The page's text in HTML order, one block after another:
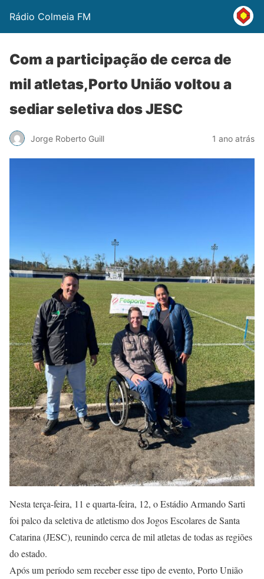
Rádio Colmeia FM
Com a participação de cerca de
mil atletas,Porto União voltou a
sediar seletiva dos JESC
Jorge Roberto Guill 1 ano atrás
Nesta terça-feira, 11 e quarta-feira, 12, o Estádio Armando Sarti
foi palco da seletiva de atletismo dos Jogos Escolares de Santa
Catarina (JESC), reunindo cerca de mil atletas de todas as regiões
do estado.
Após um período sem receber esse tipo de evento, Porto União